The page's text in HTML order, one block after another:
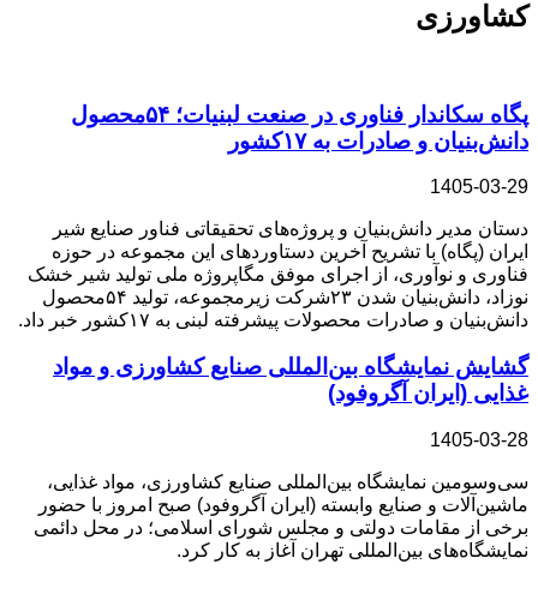
کشاورزی
پگاه سکاندار فناوری در صنعت لبنیات؛ ۵۴محصول
دانش‌بنیان و صادرات به ۱۷کشور
1405-03-29
دستان مدیر دانش‌بنیان و پروژه‌های تحقیقاتی فناور صنایع شیر
ایران (پگاه) با تشریح آخرین دستاوردهای این مجموعه در حوزه
فناوری و نوآوری، از اجرای موفق مگاپروژه ملی تولید شیر خشک
نوزاد، دانش‌بنیان شدن ۲۳شرکت زیرمجموعه، تولید ۵۴محصول
دانش‌بنیان و صادرات محصولات پیشرفته لبنی به ۱۷کشور خبر داد.
گشایش نمایشگاه بین‌المللی صنایع کشاورزی و مواد
غذایی (ایران آگروفود)
1405-03-28
سی‌‎وسومین نمایشگاه بین‌المللی صنایع کشاورزی، مواد غذایی،
ماشین‌آلات و صنایع وابسته (ایران آگروفود) صبح امروز با حضور
برخی از مقامات دولتی و مجلس شورای اسلامی؛ در محل دائمی
نمایشگاه‌های بین‌المللی تهران آغاز به کار کرد.